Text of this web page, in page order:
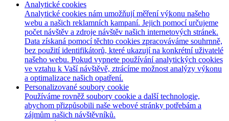
Analytické cookies
Analytické cookies nám umožňují měření výkonu našeho
webu a našich reklamních kampaní. Jejich pomocí určujeme
počet návštěv a zdroje návštěv našich internetových stránek.
Data získaná pomocí těchto cookies zpracováváme souhrnně,
bez použití identifikátorů, které ukazují na konkrétní uživatelé
našeho webu. Pokud vypnete používání analytických cookies
ve vztahu k Vaší návštěvě, ztrácíme možnost analýzy výkonu
a optimalizace našich opatření.
Personalizované soubory cookie
Používáme rovněž soubory cookie a další technologie,
abychom přizpůsobili naše webové stránky potřebám a
zájmům našich návštěvníků.